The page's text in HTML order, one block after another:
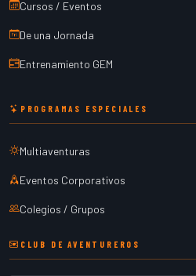
Cursos / Eventos
De una Jornada
Entrenamiento GEM
PROGRAMAS ESPECIALES
Multiaventuras
Eventos Corporativos
Colegios / Grupos
CLUB DE AVENTUREROS